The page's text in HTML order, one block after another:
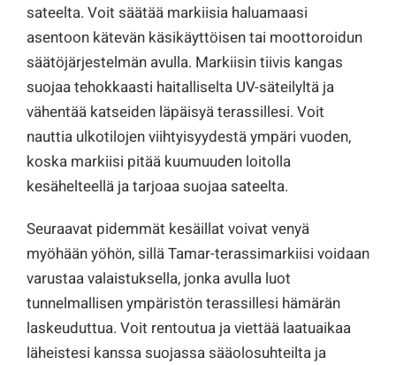
sateelta. Voit säätää markiisia haluamaasi
asentoon kätevän käsikäyttöisen tai moottoroidun
säätöjärjestelmän avulla. Markiisin tiivis kangas
suojaa tehokkaasti haitalliselta UV-säteilyltä ja
vähentää katseiden läpäisyä terassillesi. Voit
nauttia ulkotilojen viihtyisyydestä ympäri vuoden,
koska markiisi pitää kuumuuden loitolla
kesähelteellä ja tarjoaa suojaa sateelta.
Seuraavat pidemmät kesäillat voivat venyä
myöhään yöhön, sillä Tamar-terassimarkiisi voidaan
varustaa valaistuksella, jonka avulla luot
tunnelmallisen ympäristön terassillesi hämärän
laskeuduttua. Voit rentoutua ja viettää laatuaikaa
läheistesi kanssa suojassa sääolosuhteilta ja